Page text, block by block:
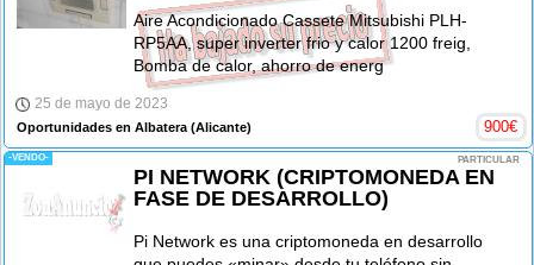
Aire Acondicionado Cassete Mitsubishi PLH-
RP5AA, super inverter frio y calor 1200 freig,
Bomba de calor, ahorro de energ
25 de mayo de 2023
Oportunidades en Albatera (Alicante) 900€
-VENDO- PARTICULAR
PI NETWORK (CRIPTOMONEDA EN
FASE DE DESARROLLO)
Pi Network es una criptomoneda en desarrollo